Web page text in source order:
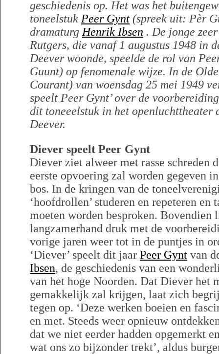
geschiedenis op. Het was het
toneelstuk Peer Gynt (spreek uit: Pèr
dramaturg Henrik Ibsen . De jonge
Rutgers, die vanaf 1 augustus 1948 in
Deever woonde, speelde de rol van
Guunt) op fenomenale wijze. In de
Courant) van woensdag 25 mei 1949
speelt Peer Gynt’ over de
dit toneeelstuk in het openluchttheater
Deever.
Diever speelt Peer Gynt
Diever ziet alweer met rasse schreden
eerste opvoering zal worden gegeven
bos. In de kringen van de
‘hoofdrollen’ studeren en repeteren
moeten worden besproken. Bovendien
langzamerhand druk met de
vorige jaren weer tot in de puntjes in
‘Diever’ speelt dit jaar Peer Gynt van
Ibsen, de geschiedenis van een
van het hoge Noorden. Dat Diever het
gemakkelijk zal krijgen, laat zich
tegen op. ‘Deze werken boeien en
en met. Steeds weer opnieuw
dat we niet eerder hadden opgemerkt
wat ons zo bijzonder trekt’, aldus